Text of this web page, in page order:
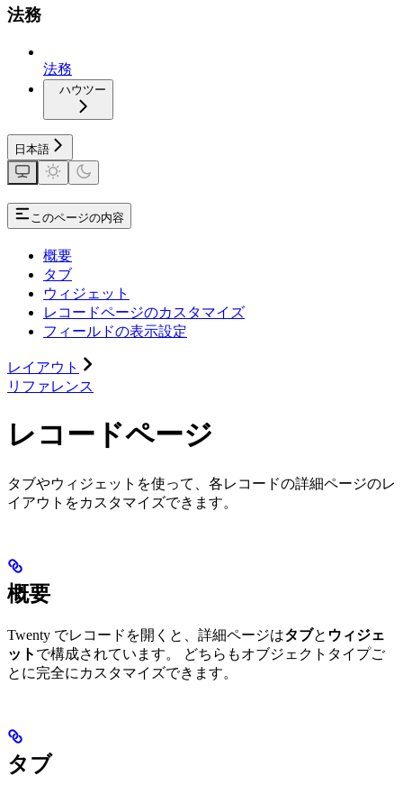
法務
法務
ハウツー
日本語
このページの内容
概要
タブ
ウィジェット
レコードページのカスタマイズ
フィールドの表示設定
レイアウト
リファレンス
レコードページ
タブやウィジェットを使って、各レコードの詳細ページのレ
イアウトをカスタマイズできます。
概要
Twenty でレコードを開くと、詳細ページはタブと ウィジェ
ット で構成されています。 どちらもオブジェクトタイプご
とに完全にカスタマイズできます。
タブ